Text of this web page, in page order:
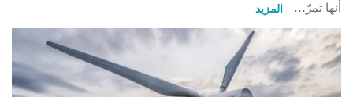
أنها تمرّ…
المزيد